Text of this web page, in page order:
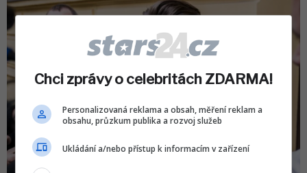
Chci zprávy o celebritách ZDARMA!
Personalizovaná reklama a obsah, měření reklam a
obsahu, průzkum publika a rozvoj služeb
Ukládání a/nebo přístup k informacím v zařízení